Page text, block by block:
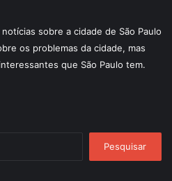
sobre a cidade de São Paulo
os problemas da cidade, mas
que São Paulo tem.